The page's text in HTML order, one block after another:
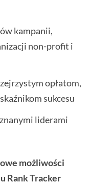
kampanii,
non-profit i
opłatom,
sukcesu
liderami
możliwości
Rank Tracker